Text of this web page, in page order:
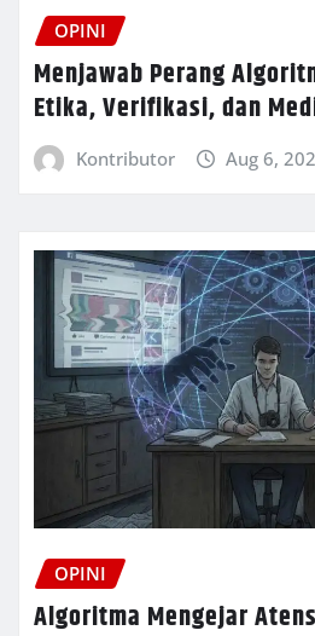
OPINI
Menjawab Perang
Etika, Verifikasi, dan
Kontributor Aug 6,
OPINI
Algoritma Mengejar